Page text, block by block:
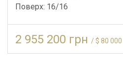
Поверх: 16/16
2 955 200 грн / $ 80 000